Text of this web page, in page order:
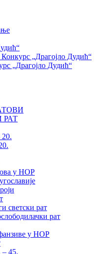
„Драгојло Дудић“
„Драгојло Дудић“
РАТ
у НОР
светски рат
рат
у НОР
45.